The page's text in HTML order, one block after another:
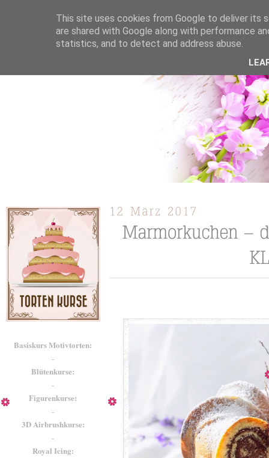
ÜBER MICH KOOPERATION TORTEN / KUCHEN /
Basiskurs Motivtorten:
-
Blütenkurse:
-
Figurenkurse:
-
3D Airbrushkurse:
-
Royal Icing:
This site uses cookies from Google to deliver its
are shared with Google along with performance
statistics, and to detect and address abuse.